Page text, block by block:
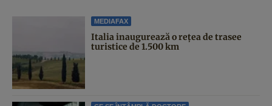
MEDIAFAX
Italia inaugurează o rețea de trasee
turistice de 1.500 km